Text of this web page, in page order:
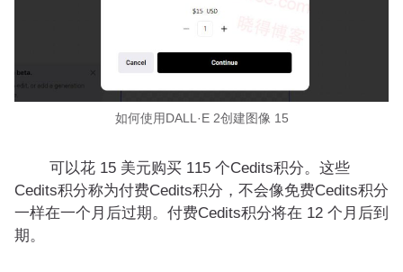
如何使用DALL·E 2创建图像 15
可以花 15 美元购买 115 个Cedits积分。这些
Cedits积分称为付费Cedits积分，不会像免费Cedits积分
一样在一个月后过期。付费Cedits积分将在 12 个月后到
期。